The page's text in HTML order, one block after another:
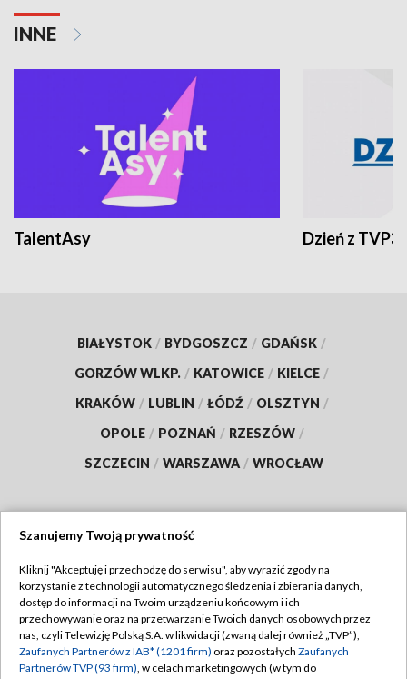
INNE
TalentAsy Dzień z TVP3
BIAŁYSTOK / BYDGOSZCZ / GDAŃSK /
GORZÓW WLKP. / KATOWICE / KIELCE /
KRAKÓW / LUBLIN / ŁÓDŹ / OLSZTYN /
OPOLE / POZNAŃ / RZESZÓW /
SZCZECIN / WARSZAWA / WROCŁAW
TVP
Abonament TVP
Emisja w TVP
Regulamin TVP
Polityka prywatności
Szanujemy Twoją prywatność
Kliknij "Akceptuję i przechodzę do serwisu", aby wyrazić zgody na
korzystanie z technologii automatycznego śledzenia i zbierania danych,
dostęp do informacji na Twoim urządzeniu końcowym i ich
przechowywanie oraz na przetwarzanie Twoich danych osobowych przez
nas, czyli Telewizję Polską S.A. w likwidacji (zwaną dalej również „TVP”),
Zaufanych Partnerów z IAB* (1201 firm) oraz pozostałych Zaufanych
Partnerów TVP (93 firm), w celach marketingowych (w tym do